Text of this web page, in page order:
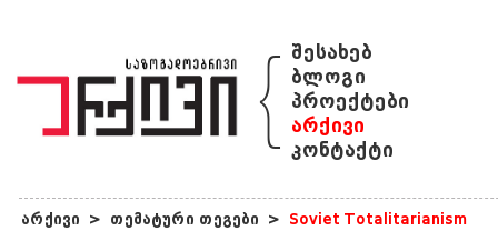
{ შესახებ
ბლოგი
პროექტები
არქივი
კონტაქტი
არქივი > თემატური თეგები > Soviet Totalitarianism